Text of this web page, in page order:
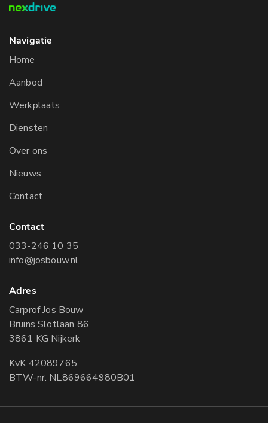
Navigatie
Home
Aanbod
Werkplaats
Diensten
Over ons
Nieuws
Contact
Contact
033-246 10 35
info@josbouw.nl
Adres
Carprof Jos Bouw
Bruins Slotlaan 86
3861 KG Nijkerk
KvK 42089765
BTW-nr. NL869664980B01